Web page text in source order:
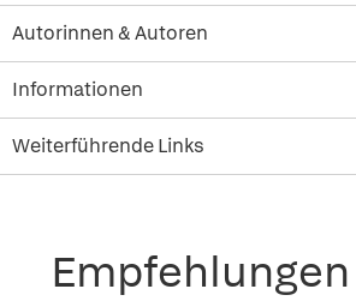
Autorinnen & Autoren
Informationen
Weiterführende Links